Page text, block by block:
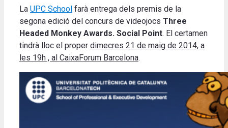
La UPC School farà entrega dels premis de la
segona edició del concurs de videojocs Three
Headed Monkey Awards. Social Point. El certamen
tindrà lloc el proper dimecres 21 de maig de 2014, a
les 19h , al CaixaForum Barcelona.